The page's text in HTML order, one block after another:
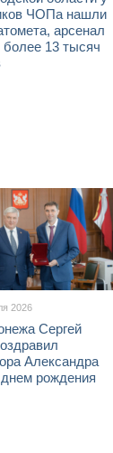
ЧОПа нашли
арсенал
13 тысяч
2026
Сергей
Александра
днем рождения